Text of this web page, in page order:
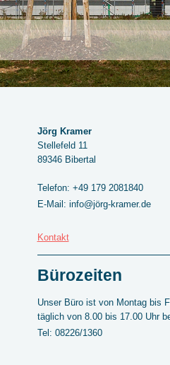
Jörg Kramer
Stellefeld 11
89346 Bibertal
Telefon: +49 179 2081840
E-Mail: info@jörg-kramer.de
Kontakt
Bürozeiten
Unser Büro ist von Montag bis
täglich von 8.00 bis 17.00 Uhr
Tel: 08226/1360